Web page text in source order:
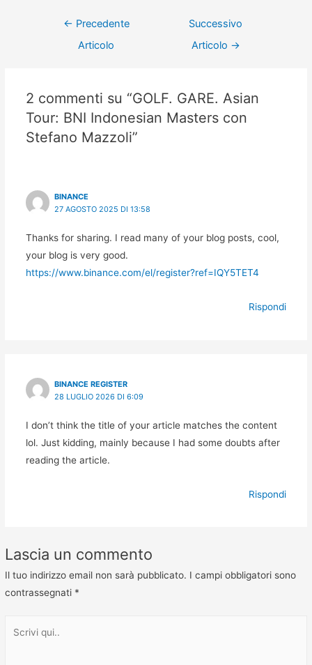
← Precedente
Articolo
Successivo
Articolo →
2 commenti su “GOLF. GARE. Asian
Tour: BNI Indonesian Masters con
Stefano Mazzoli”
BINANCE
27 AGOSTO 2025 DI 13:58
Thanks for sharing. I read many of your blog posts, cool,
your blog is very good.
https://www.binance.com/el/register?ref=IQY5TET4
Rispondi
BINANCE REGISTER
28 LUGLIO 2026 DI 6:09
I don’t think the title of your article matches the content
lol. Just kidding, mainly because I had some doubts after
reading the article.
Rispondi
Lascia un commento
Il tuo indirizzo email non sarà pubblicato. I campi obbligatori sono
contrassegnati *